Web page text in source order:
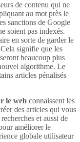
de contenu qui ne
au mot près le
sanctions de Google
soient pas indexés.
en sorte de garder le
signifie que les
beaucoup plus
algorithme. Le
articles pénalisés
le web connaissent les
des articles qui vous
et aussi de
améliorer le
globale utilisateur